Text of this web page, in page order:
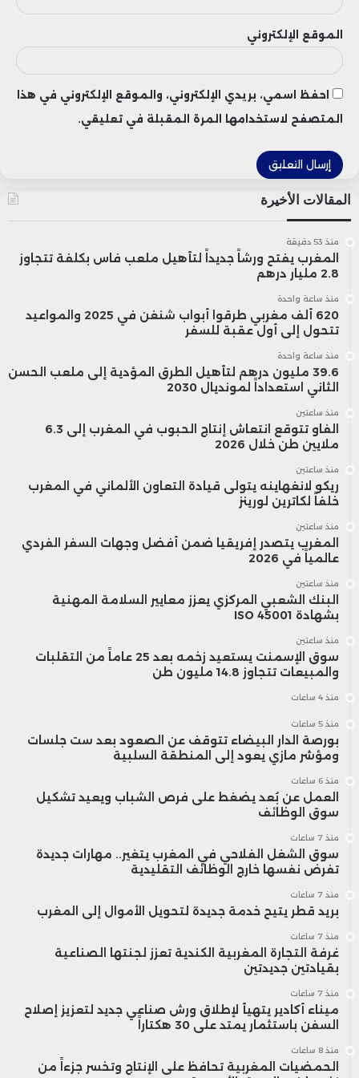
للتنفيذ، إلى جانب معلومات حول فرص
التمويل والتكوين والشراكات الممكنة.
كما ستشكل المنصة أداة تخطيط ترابية، تُتيح
تصنيف المشاريع بحسب خصوصيات كل جهة،
بما ينسجم مع أولويات التنمية المحلية
ويدعم التنسيق بين الفاعلين الاقتصاديين
والاجتماعيين.
تستهدف المنصة الجديدة فئة الشباب
وحاملي الأفكار المبتكرة الراغبين في دخول
عالم التعاونيات، إلى جانب التعاونيات القائمة
التي تبحث عن فرص للتوسع أو إعادة الهيكلة.
ويأتي إطلاق هذا المشروع تتويجًا لمسار بدأه
مكتب تنمية التعاون في أبريل 2025، حين
أعلن عن تأسيس بنك وطني للمشاريع
التعاونية، عقب سلسلة من اللقاءات الجهوية
وورشات التفكير الجماعي التي ركزت على رصد
المشاريع الواعدة وتحفيز ريادة الأعمال
التعاونية.
واليوم، يتحول ذلك التصور إلى منصة رقمية
تفاعلية تعكس إرادة قوية في تحديث أدوات
الاقتصاد الاجتماعي، وتعزيز حضور التعاونيات
المغربية ضمن دينامية الاقتصاد الوطني، من
خلال الابتكار الرقمي، والتدبير التشاركي، وربط
الأفكار بالتمويل.
الموقع الإلكتروني
احفظ اسمي، بريدي الإلكتروني، والموقع الإلكتروني في هذا
المتصفح لاستخدامها المرة المقبلة في تعليقي.
المقالات الأخيرة
منذ 53 دقيقة
المغرب يفتح ورشاً جديداً لتأهيل ملعب فاس بكلفة تتجاوز
2.8 مليار درهم
منذ ساعة واحدة
620 ألف مغربي طرقوا أبواب شنغن في 2025 والمواعيد
تتحول إلى أول عقبة للسفر
منذ ساعة واحدة
39.6 مليون درهم لتأهيل الطرق المؤدية إلى ملعب الحسن
الثاني استعداداً لمونديال 2030
منذ ساعتين
الفاو تتوقع انتعاش إنتاج الحبوب في المغرب إلى 6.3
ملايين طن خلال 2026
منذ ساعتين
ريكو لانغهاينه يتولى قيادة التعاون الألماني في المغرب
خلفاً لكاترين لورينز
منذ ساعتين
المغرب يتصدر إفريقيا ضمن أفضل وجهات السفر الفردي
عالمياً في 2026
منذ ساعتين
البنك الشعبي المركزي يعزز معايير السلامة المهنية
بشهادة ISO 45001
منذ ساعتين
سوق الإسمنت يستعيد زخمه بعد 25 عاماً من التقلبات
والمبيعات تتجاوز 14.8 مليون طن
منذ 4 ساعات
منذ 5 ساعات
بورصة الدار البيضاء تتوقف عن الصعود بعد ست جلسات
ومؤشر مازي يعود إلى المنطقة السلبية
منذ 6 ساعات
العمل عن بُعد يضغط على فرص الشباب ويعيد تشكيل
سوق الوظائف
منذ 7 ساعات
سوق الشغل الفلاحي في المغرب يتغير.. مهارات جديدة
تفرض نفسها خارج الوظائف التقليدية
منذ 7 ساعات
بريد قطر يتيح خدمة جديدة لتحويل الأموال إلى المغرب
منذ 7 ساعات
غرفة التجارة المغربية الكندية تعزز لجنتها الصناعية
بقيادتين جديدتين
منذ 7 ساعات
ميناء أكادير يتهيأ لإطلاق ورش صناعي جديد لتعزيز إصلاح
السفن باستثمار يمتد على 30 هكتاراً
منذ 8 ساعات
الحمضيات المغربية تحافظ على الإنتاج وتخسر جزءاً من